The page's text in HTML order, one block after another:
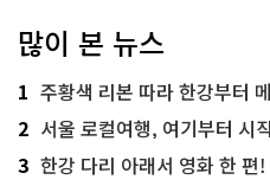
많이 본 뉴스
1 주황색 리본 따라 한강부터 메타세
2 서울 로컬여행, 여기부터 시
3 한강 다리 아래서 영화 한